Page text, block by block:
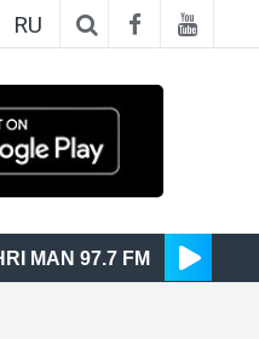
RU
MAN 97.7 FM